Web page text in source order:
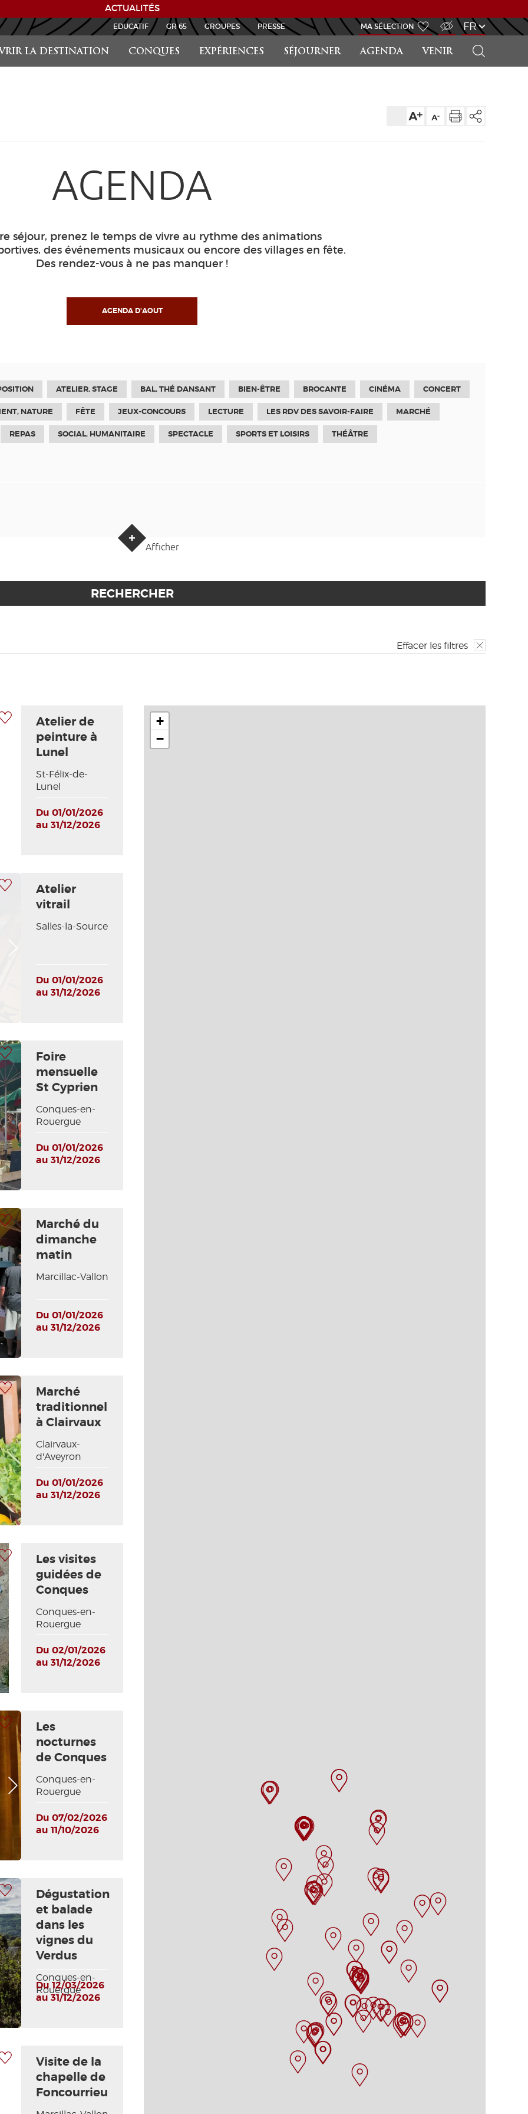
ACTUALITÉS
LA DESTINATION CONQUES EXPÉRIENCES SÉJOURNER AGENDA VENIR
EDUCATIF GR 65 GROUPES PRESSE MA SÉLECTION FR
AGENDA
séjour, prenez le temps de vivre au rythme des animations
des événements musicaux ou encore des villages en fête.
Des rendez-vous à ne pas manquer !
AGENDA D'AOUT
ATELIER, STAGE BAL, THÉ DANSANT BIEN-ÊTRE BROCANTE CINÉMA CONCERT
NATURE FÊTE JEUX-CONCOURS LECTURE LES RDV DES SAVOIR-FAIRE MARCHÉ
REPAS SOCIAL, HUMANITAIRE SPECTACLE SPORTS ET LOISIRS THÉÂTRE
Afficher
Effacer les filtres
Atelier de
peinture à
Lunel
St-Félix-de-
Lunel
Du 01/01/2026
au 31/12/2026
Atelier
vitrail
Salles-la-Source
Du 01/01/2026
au 31/12/2026
Foire
mensuelle
St Cyprien
Conques-en-
Rouergue
Du 01/01/2026
au 31/12/2026
Marché du
dimanche
matin
Marcillac-Vallon
Du 01/01/2026
au 31/12/2026
Marché
traditionnel
à Clairvaux
Clairvaux-
d'Aveyron
Du 01/01/2026
au 31/12/2026
Les visites
guidées de
Conques
Conques-en-
Rouergue
Du 02/01/2026
au 31/12/2026
Les
nocturnes
de Conques
Conques-en-
Rouergue
Du 07/02/2026
au 11/10/2026
Dégustation
et balade
dans les
vignes du
Verdus
Conques-en-
Rouergue
Du 12/03/2026
au 31/12/2026
Visite de la
chapelle de
Foncourrieu
+
−